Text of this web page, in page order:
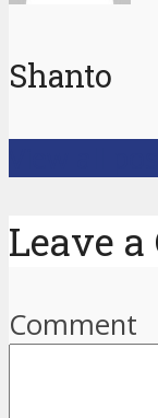
Shanto
Leave
Comment